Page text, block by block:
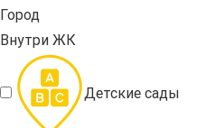
Город
Внутри ЖК
Детские сады